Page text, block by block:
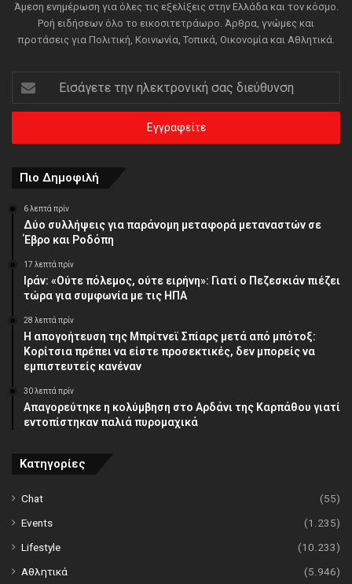
Άμεση ενημέρωση για όλες τις εξελίξεις στην Ελλάδα και τον κόσμο.
Ροή ειδήσεων όλο το εικοσιτετράωρο. Άρθρα, γνώμες και
προτάσεις για Πολιτική, Κοινωνία, Τοπικά, Οικονομία και Αθλητικά.
Εισάγετε
την
ηλεκτρονική
διεύθυνση
Πιο Δημοφιλή
6 λεπτά πρίν
Δύο συλλήψεις για παράνομη μεταφορά μεταναστών σε
Έβρο και Ροδόπη
17 λεπτά πρίν
Ιράν: «Ούτε πόλεμος, ούτε ειρήνη»: Γιατί ο Πεζεσκιάν πιέζει
τώρα για συμφωνία με τις ΗΠΑ
28 λεπτά πρίν
Η απογοήτευση της Μπρίτνεϊ Σπίαρς μετά από μπότοξ:
Κορίτσια πρέπει να είστε προσεκτικές, δεν μπορείς να
εμπιστευτείς κανέναν
30 λεπτά πρίν
Απαγορεύτηκε η κολύμβηση στο Αρδάνι της Καρπάθου γιατί
εντοπίστηκαν παλιά πυρομαχικά
Κατηγορίες
Chat
(55)
Events
(1.235)
Lifestyle
(10.233)
Αθλητικά
(5.946)